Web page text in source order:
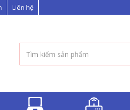
Liên hệ